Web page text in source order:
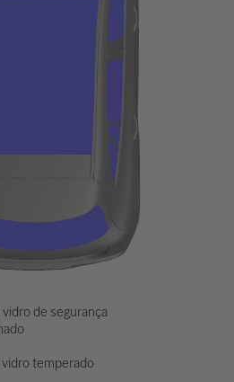
vidro de segurança
vidro temperado